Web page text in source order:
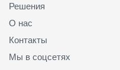
Решения
О нас
Контакты
Мы в соцсетях